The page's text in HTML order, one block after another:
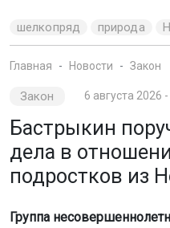
шелкопряд природа
Главная Новости Закон
Закон 6 августа 2026
Бастрыкин
дела в
подростков из
Группа